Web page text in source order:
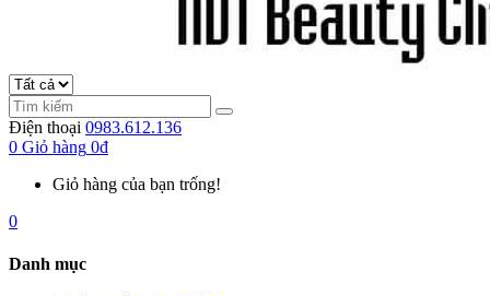
Điện thoại 0983.612.136
0 Giỏ hàng 0đ
Giỏ hàng của bạn trống!
0
Danh mục